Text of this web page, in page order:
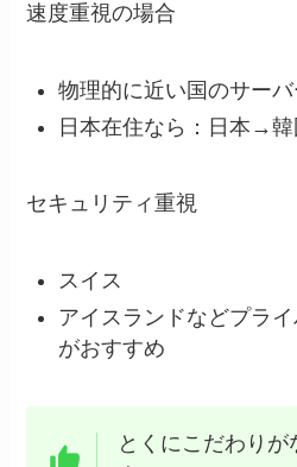
速度重視の場合
物理的に近い国のサー
日本在住なら：日本→
セキュリティ重視
スイス
アイスランドなどプラ
がおすすめ
とくにこだわりが